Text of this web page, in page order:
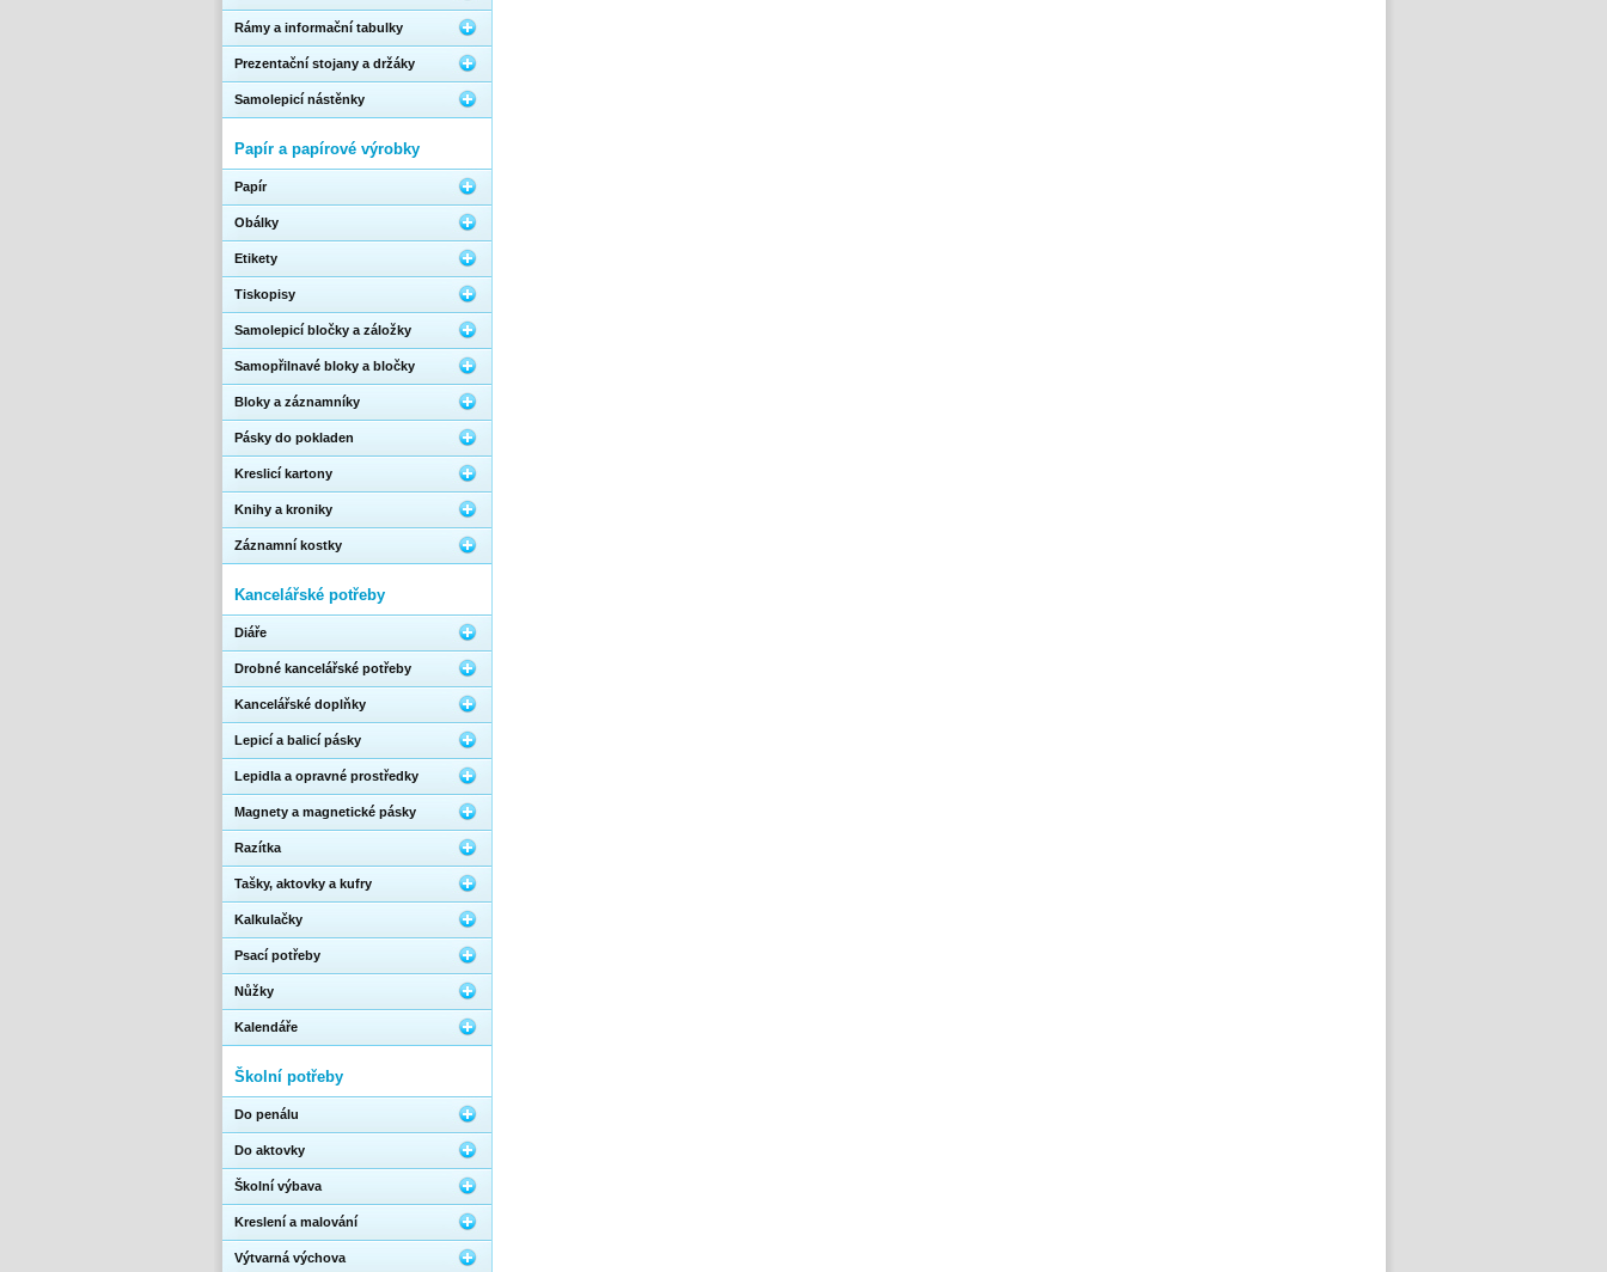
Rámy a informační tabulky
Prezentační stojany a držáky
Samolepicí nástěnky
Papír a papírové výrobky
Papír
Obálky
Etikety
Tiskopisy
Samolepicí bločky a záložky
Samopřilnavé bloky a bločky
Bloky a záznamníky
Pásky do pokladen
Kreslicí kartony
Knihy a kroniky
Záznamní kostky
Kancelářské potřeby
Diáře
Drobné kancelářské potřeby
Kancelářské doplňky
Lepicí a balicí pásky
Lepidla a opravné prostředky
Magnety a magnetické pásky
Razítka
Tašky, aktovky a kufry
Kalkulačky
Psací potřeby
Nůžky
Kalendáře
Školní potřeby
Do penálu
Do aktovky
Školní výbava
Kreslení a malování
Výtvarná výchova